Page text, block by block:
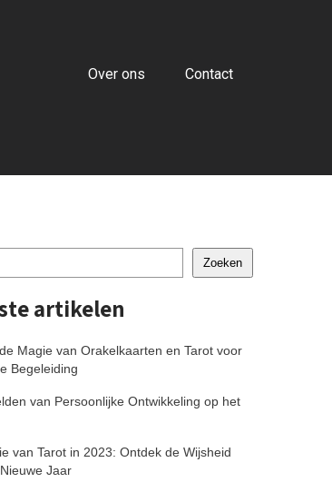
Over ons Contact
Zoeken
artikelen
Magie van Orakelkaarten en Tarot voor
Begeleiding
van Persoonlijke Ontwikkeling op het
van Tarot in 2023: Ontdek de Wijsheid
Jaar